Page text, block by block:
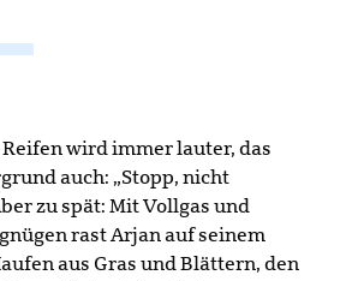
wird immer lauter, das
auch: „Stopp, nicht
zu spät: Mit Vollgas und
rast Arjan auf seinem
aus Gras und Blättern, den